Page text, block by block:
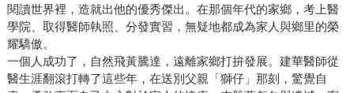
閱讀世界裡，造就出他的優秀傑出。在那個年代的家鄉，考上醫
學院、取得醫師執照、分發實習，無疑地都成為家人與鄉里的榮
耀驕傲。
一個人成功了，自然飛黃騰達，遠離家鄉打拚發展。建華醫師從
醫生涯翻滾打轉了這些年，在送別父親「獅仔」那刻，驚覺自